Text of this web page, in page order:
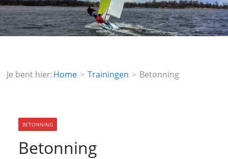
Je bent hier:Home Trainingen Betonning
BETONNING
Betonning